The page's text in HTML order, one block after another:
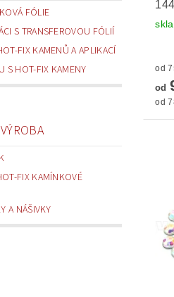
FÓLIE
S TRANSFEROVOU FÓLIÍ
FIX KAMENŮ A APLIKACÍ
S HOT-FIX KAMENY
FIX KAMÍNKOVÉ
A NÁŠIVKY
od
od